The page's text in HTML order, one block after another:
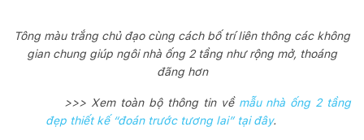
Tông màu trắng chủ đạo cùng cách bố trí liên thông các không
gian chung giúp ngôi nhà ống 2 tầng như rộng mở, thoáng
đãng hơn
>>> Xem toàn bộ thông tin về mẫu nhà ống 2 tầng
đẹp thiết kế “đoán trước tương lai” tại đây.